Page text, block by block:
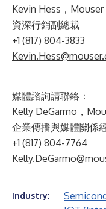
Kevin Hess，
資深行銷副總裁
+1 (817) 804-3833
媒體諮詢請聯絡：
Kelly DeGarmo，
企業傳播與媒體關係
+1 (817) 804-7764
Industry: